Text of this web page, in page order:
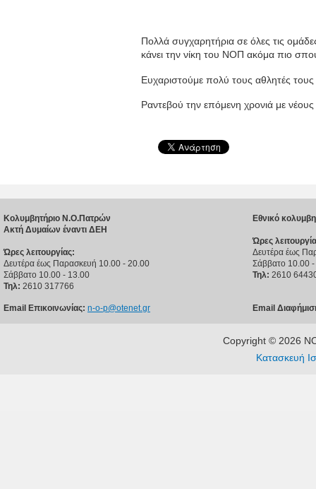
Πολλά συγχαρητήρια σε όλες τις
κάνει την νίκη του ΝΟΠ ακόμα πιο
Ευχαριστούμε πολύ τους αθλητές
Ραντεβού την επόμενη χρονιά με
Κολυμβητήριο Ν.Ο.Πατρών
Ακτή Δυμαίων έναντι ΔΕΗ
Ώρες λειτουργίας:
Δευτέρα έως Παρασκευή 10.00 - 20.00
Σάββατο 10.00 - 13.00
Τηλ: 2610 317766
Email Επικοινωνίας: n-o-p@otenet.gr
Εθνικό
Ώρες
Δευτέρα έως
Σάββατο 10.00
Τηλ: 2610
Email
Copyright © 2026
Κατασκευή